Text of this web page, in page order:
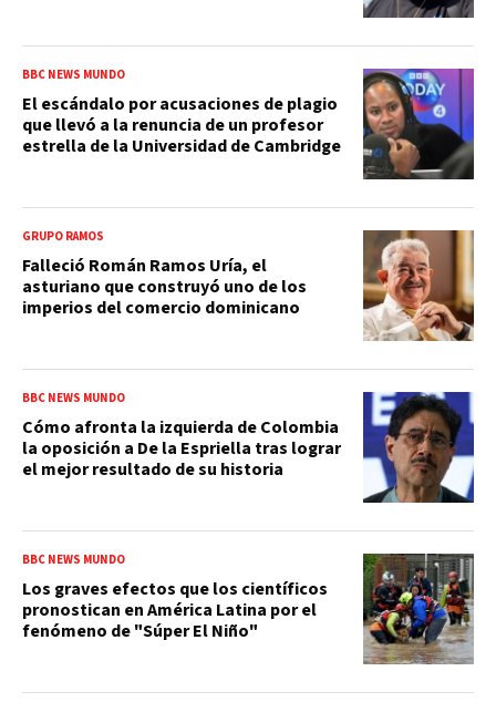
BBC NEWS MUNDO
El escándalo por acusaciones de plagio
que llevó a la renuncia de un profesor
estrella de la Universidad de Cambridge
GRUPO RAMOS
Falleció Román Ramos Uría, el
asturiano que construyó uno de los
imperios del comercio dominicano
BBC NEWS MUNDO
Cómo afronta la izquierda de Colombia
la oposición a De la Espriella tras lograr
el mejor resultado de su historia
BBC NEWS MUNDO
Los graves efectos que los científicos
pronostican en América Latina por el
fenómeno de "Súper El Niño"